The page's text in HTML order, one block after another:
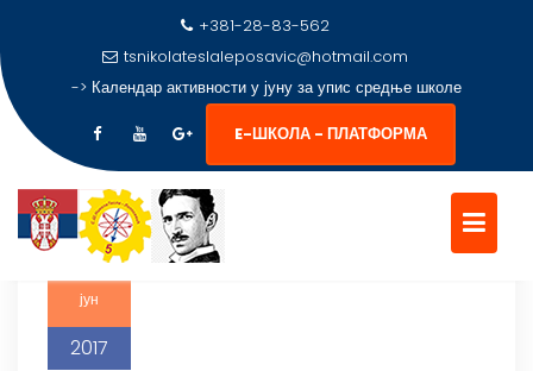
Skip
content
+381-28-83-562
tsnikolateslaleposavic@hotmail.com
-> Календар активности у јуну за упис средње школе
E-ШКОЛА - ПЛАТФОРМА
КАТЕГОРИЈА:MIKROTIK
AKADEMIJA
јун
2017